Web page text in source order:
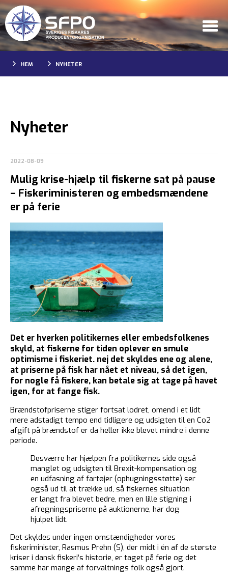
HEM NYHETER
Nyheter
2022-08-09
Mulig krise-hjælp til fiskerne sat på pause
– Fiskeriministeren og embedsmændene
er på ferie
Det er hverken politikernes eller embedsfolkenes
skyld, at fiskerne for tiden oplever en smule
optimisme i fiskeriet. nej det skyldes ene og alene,
at priserne på fisk har nået et niveau, så det igen,
for nogle få fiskere, kan betale sig at tage på havet
igen, for at fange fisk.
Brændstofpriserne stiger fortsat lodret, omend i et lidt
mere adstadigt tempo end tidligere og udsigten til en Co2
afgift på brændstof er da heller ikke blevet mindre i denne
periode.
Desværre har hjælpen fra politikernes side også
manglet og udsigten til Brexit-kompensation og
en udfasning af fartøjer (ophugningsstøtte) ser
også ud til at trække ud, så fiskernes situation
er langt fra blevet bedre, men en lille stigning i
afregningspriserne på auktionerne, har dog
hjulpet lidt.
Det skyldes under ingen omstændigheder vores
fiskeriminister, Rasmus Prehn (S), der midt i én af de største
kriser i dansk fiskeri’s historie, er taget på ferie og det
samme har mange af forvaltnings folk også gjort.